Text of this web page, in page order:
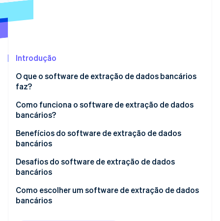
Radar
Incorporação de startups
Remoção de carbono
Verificação de identidade
Stripe Sessions 2026
Veja como a Stripe está construindo a infraestrutura
Assista agora
Introdução
O que o software de extração de dados bancários
faz?
Como funciona o software de extração de dados
bancários?
Benefícios do software de extração de dados
bancários
Desafios do software de extração de dados
bancários
Como escolher um software de extração de dados
bancários